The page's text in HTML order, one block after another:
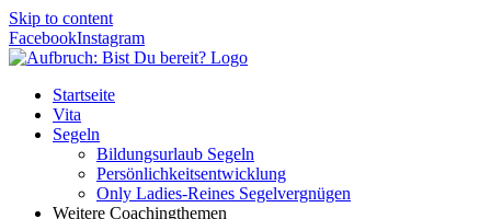
Skip to content
FacebookInstagram
Startseite
Vita
Segeln
Bildungsurlaub Segeln
Persönlichkeitsentwicklung
Only Ladies-Reines Segelvergnügen
Weitere Coachingthemen